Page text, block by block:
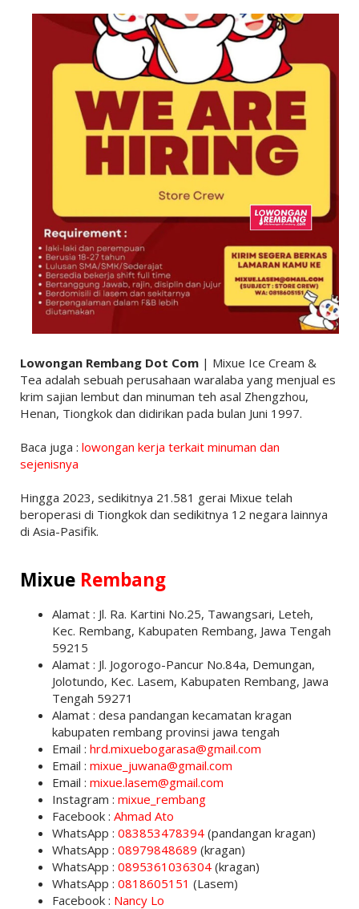
Lowongan Rembang Dot Com| Mixue Ice Cream &
Tea adalah sebuah perusahaan waralaba yang menjual es
krim sajian lembut dan minuman teh asal Zhengzhou,
Henan, Tiongkok dan didirikan pada bulan Juni 1997.
Baca juga : lowongan kerja terkait minuman dan
sejenisnya
Hingga 2023, sedikitnya 21.581 gerai Mixue telah
beroperasi di Tiongkok dan sedikitnya 12 negara lainnya
di Asia-Pasifik.
Mixue Rembang
Alamat : Jl. Ra. Kartini No.25, Tawangsari, Leteh,
Kec. Rembang, Kabupaten Rembang, Jawa Tengah
59215
Alamat : Jl. Jogorogo-Pancur No.84a, Demungan,
Jolotundo, Kec. Lasem, Kabupaten Rembang, Jawa
Tengah 59271
Alamat : desa pandangan kecamatan kragan
kabupaten rembang provinsi jawa tengah
Email : hrd.mixuebogarasa@gmail.com
Email : mixue_juwana@gmail.com
Email : mixue.lasem@gmail.com
Instagram : mixue_rembang
Facebook : Ahmad Ato
WhatsApp : 083853478394(pandangan kragan)
WhatsApp : 08979848689 (kragan)
WhatsApp : 0895361036304(kragan)
WhatsApp : 0818605151 (Lasem)
Facebook : Nancy Lo